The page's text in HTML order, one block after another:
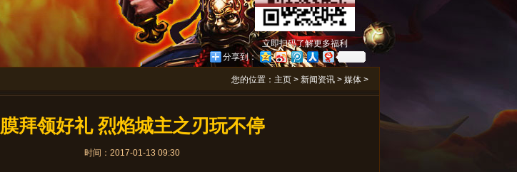
立即扫码了解更多福利
分享到：
您的位置： 主页 > 新闻资讯 > 媒体 >
膜拜领好礼 烈焰城主之刃玩不停
时间：2017-01-13 09:30